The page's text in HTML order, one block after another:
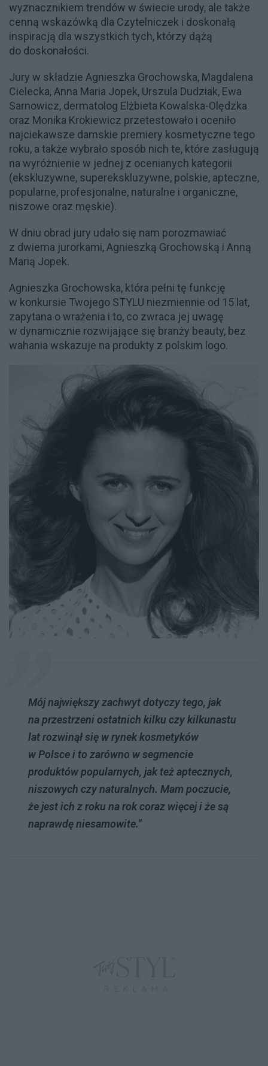
wyznacznikiem trendów w świecie urody, ale także
cenną wskazówką dla Czytelniczek i doskonałą
inspiracją dla wszystkich tych, którzy dążą
do doskonałości.
Jury w składzie Agnieszka Grochowska, Magdalena
Cielecka, Anna Maria Jopek, Urszula Dudziak, Ewa
Sarnowicz, dermatolog Elżbieta Kowalska-Olędzka
oraz Monika Krokiewicz przetestowało i oceniło
najciekawsze damskie premiery kosmetyczne tego
roku, a także wybrało sposób nich te, które zasługują
na wyróżnienie w jednej z ocenianych kategorii
(ekskluzywne, superekskluzywne, polskie, apteczne,
popularne, profesjonalne, naturalne i organiczne,
niszowe oraz męskie).
W dniu obrad jury udało się nam porozmawiać
z dwiema jurorkami, Agnieszką Grochowską i Anną
Marią Jopek.
Agnieszka Grochowska, która pełni tę funkcję
w konkursie Twojego STYLU niezmiennie od 15 lat,
zapytana o wrażenia i to, co zwraca jej uwagę
w dynamicznie rozwijające się branży beauty, bez
wahania wskazuje na produkty z polskim logo.
Mój największy zachwyt dotyczy tego, jak
na przestrzeni ostatnich kilku czy kilkunastu
lat rozwinął się w rynek kosmetyków
w Polsce i to zarówno w segmencie
produktów popularnych, jak też aptecznych,
niszowych czy naturalnych. Mam poczucie,
że jest ich z roku na rok coraz więcej i że są
naprawdę niesamowite.”